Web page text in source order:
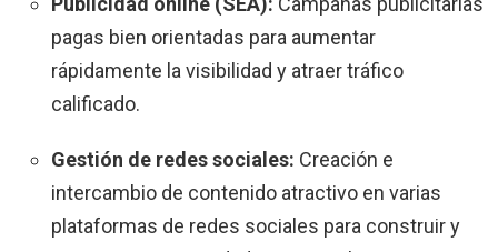
pagas bien orientadas para aumentar
rápidamente la visibilidad y atraer tráfico
calificado.
Gestión de redes sociales: Creación e
intercambio de contenido atractivo en varias
plataformas de redes sociales para construir y